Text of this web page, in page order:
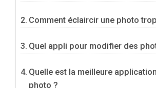
Comment éclaircir une photo
Quel appli pour modifier des
Quelle est la meilleure
photo ?